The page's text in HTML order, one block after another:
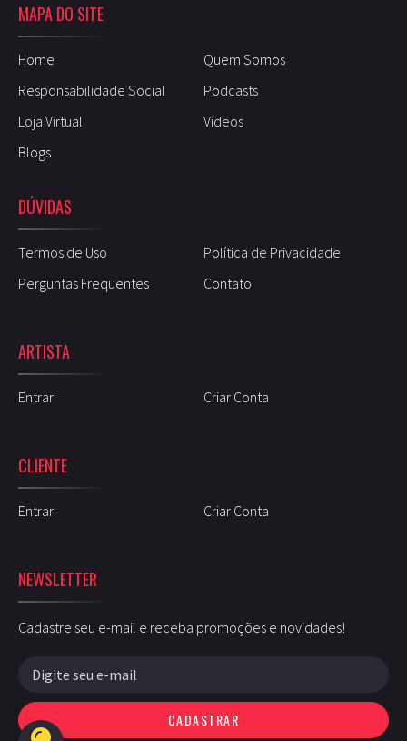
MAPA DO SITE
Home
Quem Somos
Responsabilidade Social
Podcasts
Loja Virtual
Vídeos
Blogs
DÚVIDAS
Termos de Uso
Política de Privacidade
Perguntas Frequentes
Contato
ARTISTA
Entrar Criar Conta
CLIENTE
Entrar Criar Conta
NEWSLETTER
Cadastre seu e-mail e receba promoções e novidades!
CADASTRAR